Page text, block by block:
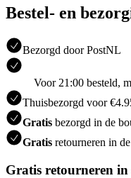
Bestel- en
Bezorgd door PostNL
Voor 21:00 besteld,
Thuisbezorgd voor
Gratis bezorgd in de
Gratis retourneren in
Gratis retourneren